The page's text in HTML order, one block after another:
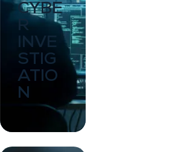
CYBE
R
INVE
STIG
ATIO
N